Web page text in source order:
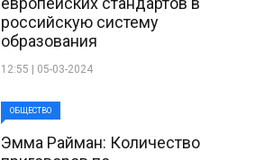
российскую систему
образования
12:55 | 05-03-2024
ОБЩЕСТВО
Эмма Райман: Количество